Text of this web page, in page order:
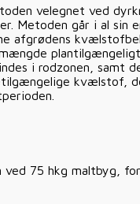
velegnet ved
Metoden går i al sin
afgrødens
plantilgængeligt
i rodzonen, samt
kvælstof,
ved 75 hkg maltbyg,